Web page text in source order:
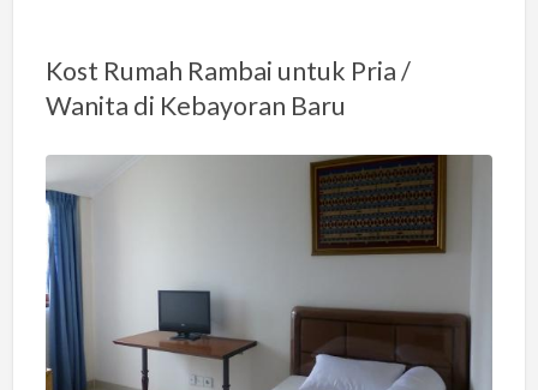
Kost Rumah Rambai untuk Pria /
Wanita di Kebayoran Baru